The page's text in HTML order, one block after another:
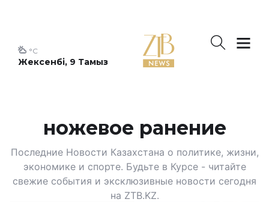
Жексенбі, 9 Тамыз
°C
ножевое ранение
Последние Новости Казахстана о политике, жизни,
экономике и спорте. Будьте в Курсе - читайте
свежие события и эксклюзивные новости сегодня
на ZTB.KZ.